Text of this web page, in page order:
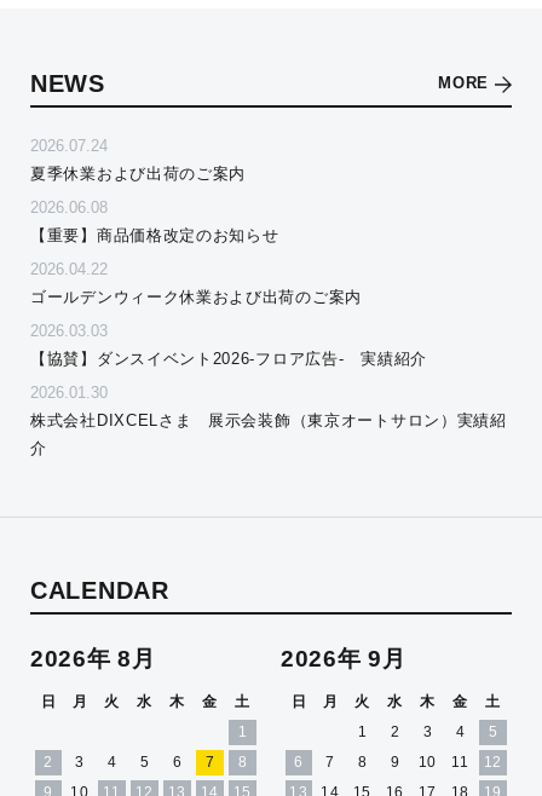
NEWS MORE
2026.07.24
夏季休業および出荷のご案内
2026.06.08
【重要】商品価格改定のお知らせ
2026.04.22
ゴールデンウィーク休業および出荷のご案内
2026.03.03
【協賛】ダンスイベント2026-フロア広告- 実績紹介
2026.01.30
株式会社DIXCELさま 展示会装飾（東京オートサロン）実績紹
介
CALENDAR
2026年 8月
日 月 火 水 木 金
土
1
2
3 4 5 6 7
8
2026年 9月
日 月 火 水 木 金
土
1
2 3 4
5
6
7 8 9 10 11
12